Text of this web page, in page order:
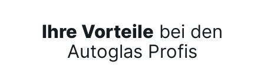
Ihre Vorteile bei den
Autoglas Profis